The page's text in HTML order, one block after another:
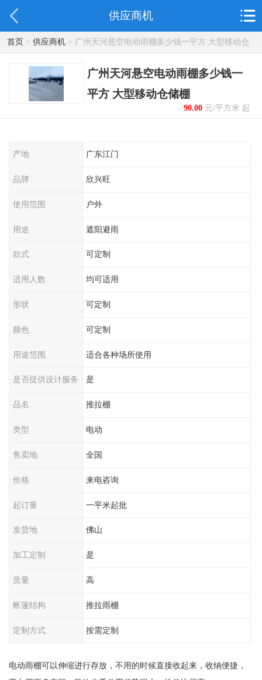
供应商机
首页> 供应商机> 广州天河悬空电动雨棚多少钱一平方 大型移动仓
储棚
广州天河悬空电动雨棚多少钱一
平方 大型移动仓储棚
90.00元/平方米 起
产地 广东江门
品牌 欣兴旺
使用范围 户外
用途 遮阳避雨
款式 可定制
适用人数 均可适用
形状 可定制
颜色 可定制
用途范围 适合各种场所使用
是否提供设计服务 是
品名 推拉棚
类型 电动
售卖地 全国
价格 来电咨询
起订量 一平米起批
发货地 佛山
加工定制 是
质量 高
帐篷结构 推拉雨棚
定制方式 按需定制
电动雨棚可以伸缩进行存放，不用的时候直接收起来，收纳便捷，